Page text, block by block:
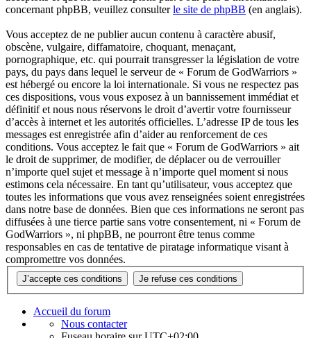
concernant phpBB, veuillez consulterle site de phpBB (en anglais).
Vous acceptez de ne publier aucun contenu à caractère abusif,
obscène, vulgaire, diffamatoire, choquant, menaçant,
pornographique, etc. qui pourrait transgresser la législation de votre
pays, du pays dans lequel le serveur de « Forum de GodWarriors »
est hébergé ou encore la loi internationale. Si vous ne respectez pas
ces dispositions, vous vous exposez à un bannissement immédiat et
définitif et nous nous réservons le droit d’avertir votre fournisseur
d’accès à internet et les autorités officielles. L’adresse IP de tous les
messages est enregistrée afin d’aider au renforcement de ces
conditions. Vous acceptez le fait que « Forum de GodWarriors » ait
le droit de supprimer, de modifier, de déplacer ou de verrouiller
n’importe quel sujet et message à n’importe quel moment si nous
estimons cela nécessaire. En tant qu’utilisateur, vous acceptez que
toutes les informations que vous avez renseignées soient enregistrées
dans notre base de données. Bien que ces informations ne seront pas
diffusées à une tierce partie sans votre consentement, ni « Forum de
GodWarriors », ni phpBB, ne pourront être tenus comme
responsables en cas de tentative de piratage informatique visant à
compromettre vos données.
Accueil du forum
Nous contacter